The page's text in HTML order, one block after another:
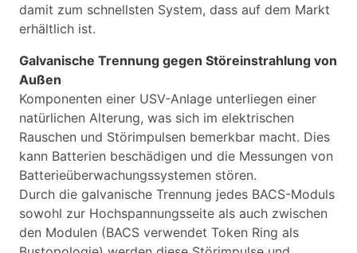
damit zum schnellsten System, dass auf dem Markt
erhältlich ist.
Galvanische Trennung gegen Störeinstrahlung von
Außen
Komponenten einer USV-Anlage unterliegen einer
natürlichen Alterung, was sich im elektrischen
Rauschen und Störimpulsen bemerkbar macht. Dies
kann Batterien beschädigen und die Messungen von
Batterieüberwachungssystemen stören.
Durch die galvanische Trennung jedes BACS-Moduls
sowohl zur Hochspannungsseite als auch zwischen
den Modulen (BACS verwendet Token Ring als